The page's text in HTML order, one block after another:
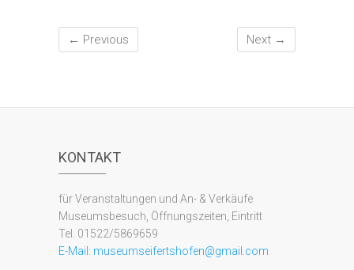
← Previous Next →
KONTAKT
für Veranstaltungen und An- & Verkäufe
Museumsbesuch, Öffnungszeiten, Eintritt
Tel. 01522/5869659
E-Mail: museumseifertshofen@gmail.com